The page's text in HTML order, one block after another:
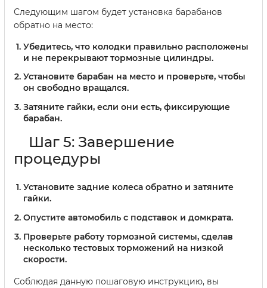
Следующим шагом будет установка барабанов
обратно на место:
Убедитесь, что колодки правильно расположены
и не перекрывают тормозные цилиндры.
Установите барабан на место и проверьте, чтобы
он свободно вращался.
Затяните гайки, если они есть, фиксирующие
барабан.
Шаг 5: Завершение
процедуры
Установите задние колеса обратно и затяните
гайки.
Опустите автомобиль с подставок и домкрата.
Проверьте работу тормозной системы, сделав
несколько тестовых торможений на низкой
скорости.
Соблюдая данную пошаговую инструкцию, вы